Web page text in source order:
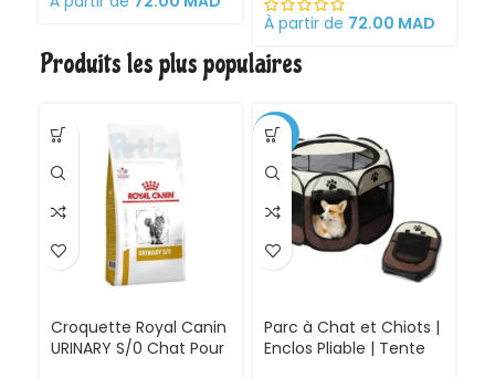
Croquettes pour
gestantes/allaitantes
À partir de 72.00 MAD
Produits les plus populaires
Croquette Royal Canin
URINARY S/0 Chat Pour
-30%
Parc à Chat et Chiots |
Enclos Pliable | Tente